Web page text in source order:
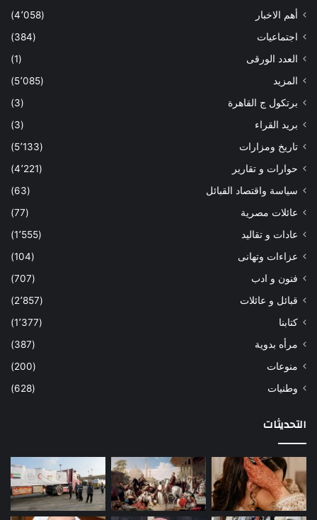
أهم الاخبار
(4٬058)
اجتماعيات
(384)
العدد الورقى
(1)
المزيد
(5٬085)
برتكول ج القاهرة
(3)
بريد القراء
(3)
تاريخ ومزارات
(5٬133)
حوارات و تقارير
(4٬221)
سياسة واقتصاد القبائل
(63)
عائلات مصرية
(77)
عادات و تقاليد
(1٬555)
عزاءات وتهانى
(104)
فنون و ادب
(707)
قبائل و عائلات
(2٬857)
كتابنا
(1٬377)
مرأه بدوية
(387)
منوعات
(200)
وطنيات
(628)
التحديثات